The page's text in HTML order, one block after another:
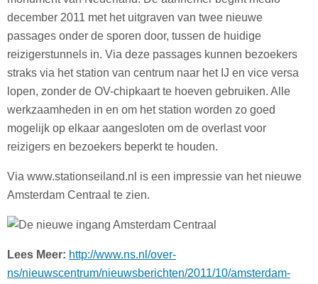
december 2011 met het uitgraven van twee nieuwe
passages onder de sporen door, tussen de huidige
reizigerstunnels in. Via deze passages kunnen bezoekers
straks via het station van centrum naar het IJ en vice versa
lopen, zonder de OV-chipkaart te hoeven gebruiken. Alle
werkzaamheden in en om het station worden zo goed
mogelijk op elkaar aangesloten om de overlast voor
reizigers en bezoekers beperkt te houden.
Via www.stationseiland.nl is een impressie van het nieuwe
Amsterdam Centraal te zien.
Lees Meer: http://www.ns.nl/over-
ns/nieuwscentrum/nieuwsberichten/2011/10/amsterdam-